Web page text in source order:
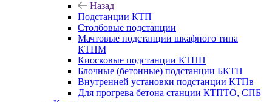
Назад
Подстанции КТП
Столбовые подстанции
Мачтовые подстанции шкафного типа
КТПМ
Киосковые подстанции КТПН
Блочные (бетонные) подстанции БКТП
Внутренней установки подстанции КТПв
Для прогрева бетона станции КТПТО, СПБ